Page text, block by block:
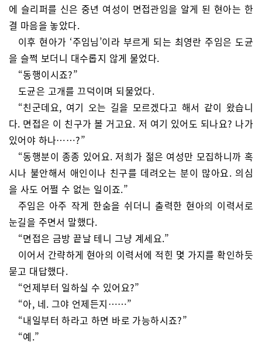
에 슬리퍼를 신은 중년 여성이 면접관임을 알게 된 현아는 한
결 마음을 놓았다.
이후 현아가 ‘주임님’이라 부르게 되는 최영란 주임은 도균
을 슬쩍 보더니 대수롭지 않게 물었다.
“동행이시죠?”
도균은 고개를 끄덕이며 되물었다.
“친군데요, 여기 오는 길을 모르겠다고 해서 같이 왔습니
다. 면접은 이 친구가 볼 거고요. 저 여기 있어도 되나요? 나가
있어야 하나……?”
“동행분이 종종 있어요. 저희가 젊은 여성만 모집하니까 혹
시나 불안해서 애인이나 친구를 데려오는 분이 많아요. 의심
을 사도 어쩔 수 없는 일이죠.”
주임은 아주 작게 한숨을 쉬더니 출력한 현아의 이력서로
눈길을 주면서 말했다.
“면접은 금방 끝날 테니 그냥 계세요.”
이어서 간략하게 현아의 이력서에 적힌 몇 가지를 확인하듯
묻고 대답했다.
“언제부터 일하실 수 있어요?”
“아, 네. 그야 언제든지……”
“내일부터 하라고 하면 바로 가능하시죠?”
“예.”